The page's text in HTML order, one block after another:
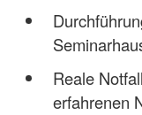
Reale
erfahrenen